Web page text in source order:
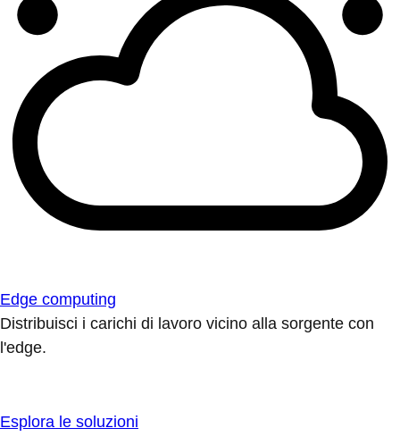
Edge computing
Distribuisci i carichi di lavoro vicino alla sorgente con
l'edge.
Esplora le soluzioni